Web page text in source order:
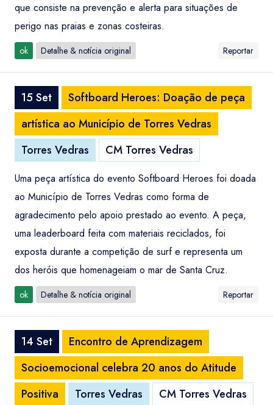
que consiste na prevenção e alerta para situações de
perigo nas praias e zonas costeiras.
ok Detalhe & notícia original Reportar
15 Set
Softboard Heroes: Doação de peça
artística ao Município de Torres Vedras
Torres Vedras
CM Torres Vedras
Uma peça artística do evento Softboard Heroes foi doada
ao Município de Torres Vedras como forma de
agradecimento pelo apoio prestado ao evento. A peça,
uma leaderboard feita com materiais reciclados, foi
exposta durante a competição de surf e representa um
dos heróis que homenageiam o mar de Santa Cruz.
ok Detalhe & notícia original Reportar
14 Set
Encontro de Aprendizagem
Socioemocional celebra 20 anos do Atitude
Positiva
Torres Vedras CM Torres Vedras